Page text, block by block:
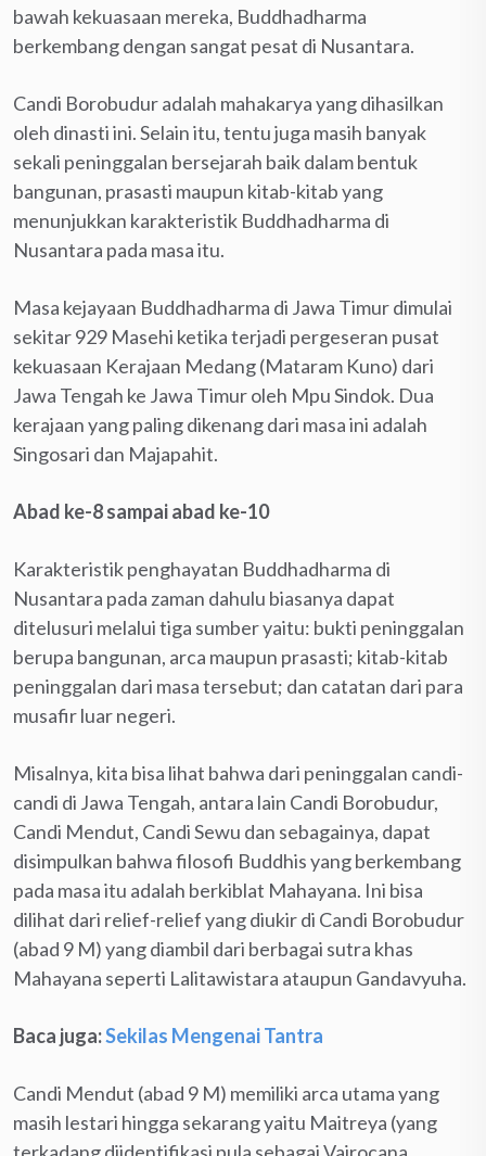
bawah kekuasaan mereka, Buddhadharma
berkembang dengan sangat pesat di Nusantara.
Candi Borobudur adalah mahakarya yang dihasilkan
oleh dinasti ini. Selain itu, tentu juga masih banyak
sekali peninggalan bersejarah baik dalam bentuk
bangunan, prasasti maupun kitab-kitab yang
menunjukkan karakteristik Buddhadharma di
Nusantara pada masa itu.
Masa kejayaan Buddhadharma di Jawa Timur dimulai
sekitar 929 Masehi ketika terjadi pergeseran pusat
kekuasaan Kerajaan Medang (Mataram Kuno) dari
Jawa Tengah ke Jawa Timur oleh Mpu Sindok. Dua
kerajaan yang paling dikenang dari masa ini adalah
Singosari dan Majapahit.
Abad ke-8 sampai abad ke-10
Karakteristik penghayatan Buddhadharma di
Nusantara pada zaman dahulu biasanya dapat
ditelusuri melalui tiga sumber yaitu: bukti peninggalan
berupa bangunan, arca maupun prasasti; kitab-kitab
peninggalan dari masa tersebut; dan catatan dari para
musafir luar negeri.
Misalnya, kita bisa lihat bahwa dari peninggalan candi-
candi di Jawa Tengah, antara lain Candi Borobudur,
Candi Mendut, Candi Sewu dan sebagainya, dapat
disimpulkan bahwa filosofi Buddhis yang berkembang
pada masa itu adalah berkiblat Mahayana. Ini bisa
dilihat dari relief-relief yang diukir di Candi Borobudur
(abad 9 M) yang diambil dari berbagai sutra khas
Mahayana seperti Lalitawistara ataupun Gandavyuha.
Baca juga:Sekilas Mengenai Tantra
Candi Mendut (abad 9 M) memiliki arca utama yang
masih lestari hingga sekarang yaitu Maitreya (yang